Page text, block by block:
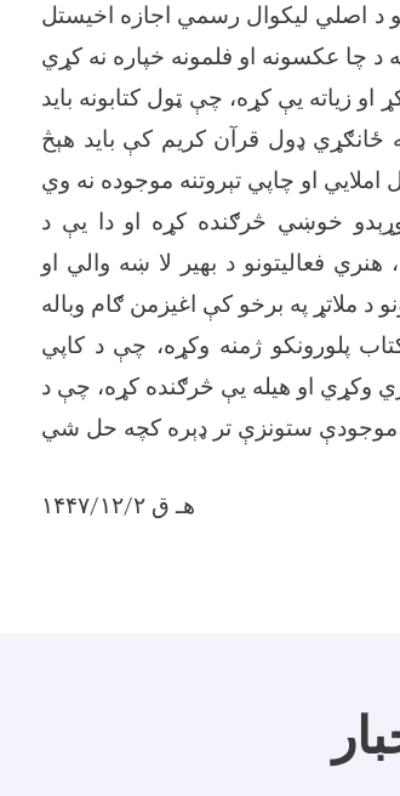
د اصلي لیکوال رسمي اجازه اخیستل
او زیاته یې کړه، چې ټول کتابونه باید
ځانګړي ډول قرآن کریم کې باید هېڅ
خوښي څرګنده کړه او دا یې د
فعالیتونو د بهیر لا ښه والي او
پلورونکو ژمنه وکړه، چې د کاپي
وکړي او هیله یې څرګنده کړه، چې د
۱۴۴۷/۱۲/۲ هـ ق